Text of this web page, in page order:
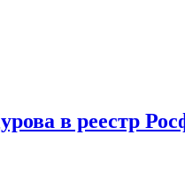
в реестр